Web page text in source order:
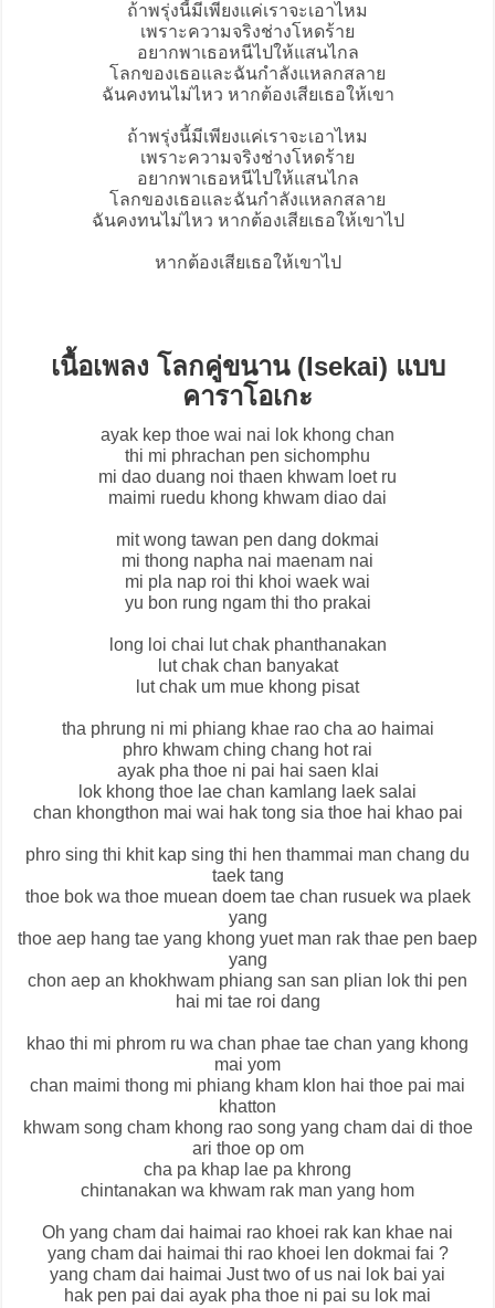
ถ้าพรุ่งนี้มีเพียงแค่เราจะเอาไหม
เพราะความจริงช่างโหดร้าย
อยากพาเธอหนีไปให้แสนไกล
โลกของเธอและฉันกำลังแหลกสลาย
ฉันคงทนไม่ไหว หากต้องเสียเธอให้เขา
ถ้าพรุ่งนี้มีเพียงแค่เราจะเอาไหม
เพราะความจริงช่างโหดร้าย
อยากพาเธอหนีไปให้แสนไกล
โลกของเธอและฉันกำลังแหลกสลาย
ฉันคงทนไม่ไหว หากต้องเสียเธอให้เขาไป
หากต้องเสียเธอให้เขาไป
เนื้อเพลง โลกคู่ขนาน (Isekai) แบบ
คาราโอเกะ
ayak kep thoe wai nai lok khong chan
thi mi phrachan pen sichomphu
mi dao duang noi thaen khwam loet ru
maimi ruedu khong khwam diao dai
mit wong tawan pen dang dokmai
mi thong napha nai maenam nai
mi pla nap roi thi khoi waek wai
yu bon rung ngam thi tho prakai
long loi chai lut chak phanthanakan
lut chak chan banyakat
lut chak um mue khong pisat
tha phrung ni mi phiang khae rao cha ao haimai
phro khwam ching chang hot rai
ayak pha thoe ni pai hai saen klai
lok khong thoe lae chan kamlang laek salai
chan khongthon mai wai hak tong sia thoe hai khao pai
phro sing thi khit kap sing thi hen thammai man chang du
taek tang
thoe bok wa thoe muean doem tae chan rusuek wa plaek
yang
thoe aep hang tae yang khong yuet man rak thae pen baep
yang
chon aep an khokhwam phiang san san plian lok thi pen
hai mi tae roi dang
khao thi mi phrom ru wa chan phae tae chan yang khong
mai yom
chan maimi thong mi phiang kham klon hai thoe pai mai
khatton
khwam song cham khong rao song yang cham dai di thoe
ari thoe op om
cha pa khap lae pa khrong
chintanakan wa khwam rak man yang hom
Oh yang cham dai haimai rao khoei rak kan khae nai
yang cham dai haimai thi rao khoei len dokmai fai ?
yang cham dai haimai Just two of us nai lok bai yai
hak pen pai dai ayak pha thoe ni pai su lok mai